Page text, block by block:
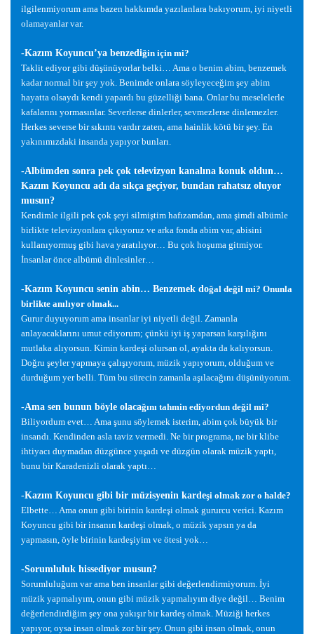
ilgilenmiyorum ama bazen hakkımda yazılanlara bakıyorum, iyi niyetli
olamayanlar var.
-Kazım Koyuncu’ya benzediğin için mi?
Taklit ediyor gibi düşünüyorlar belki… Ama o benim abim, benzemek
kadar normal birşey yok. Benimde onlara söyleyeceğim şey abim
hayatta olsaydı kendi yapardı bu güzelliği bana. Onlar bu meselelerle
kafalarını yormasınlar. Severlerse dinlerler, sevmezlerse dinlemezler.
Herkes severse bir sıkıntı vardır zaten, ama hainlik kötü birşey. En
yakınımızdaki insanda yapıyor bunları.
-Albümden sonra pek çok televizyon kanalına konuk oldun…
Kazım Koyuncu adı da sıkça geçiyor, bundan rahatsız oluyor
musun?
Kendimle ilgili pek çok şeyi silmiştim hafızamdan, ama şimdi albümle
birlikte televizyonlara çıkıyoruz ve arka fonda abim var, abisini
kullanıyormuş gibi hava yaratılıyor… Bu çok hoşuma gitmiyor.
İnsanlar önce albümü dinlesinler…
-Kazım Koyuncu senin abin… Benzemek doğal değil mi? Onunla
birlikte anılıyor olmak...
Gurur duyuyorum ama insanlar iyi niyetli değil. Zamanla
anlayacaklarını umut ediyorum; çünkü iyi iş yaparsan karşılığını
mutlaka alıyorsun. Kimin kardeşi olursan ol, ayakta da kalıyorsun.
Doğru şeyler yapmaya çalışıyorum, müzik yapıyorum, olduğum ve
durduğum yer belli. Tüm bu sürecin zamanla aşılacağını düşünüyorum.
-Ama sen bunun böyle olacağını tahmin ediyordun değil mi?
Biliyordum evet… Ama şunu söylemek isterim, abim çok büyük bir
insandı. Kendinden asla taviz vermedi. Ne bir programa, ne bir klibe
ihtiyacı duymadan düzgünce yaşadı ve düzgün olarak müzik yaptı,
bunu bir Karadenizli olarak yaptı…
-Kazım Koyuncu gibi bir müzisyenin kardeşi olmak zor o halde?
Elbette… Ama onun gibi birinin kardeşi olmak gururcu verici. Kazım
Koyuncu gibi bir insanın kardeşi olmak, o müzik yapsın ya da
yapmasın, öyle birinin kardeşiyim ve ötesi yok…
-Sorumluluk hissediyor musun?
Sorumluluğum var ama ben insanlar gibi değerlendirmiyorum. İyi
müzik yapmalıyım, onun gibi müzik yapmalıyım diye değil… Benim
değerlendirdiğim şey ona yakışır bir kardeş olmak. Müziği herkes
yapıyor, oysa insan olmak zor birşey. Onun gibi insan olmak, onun